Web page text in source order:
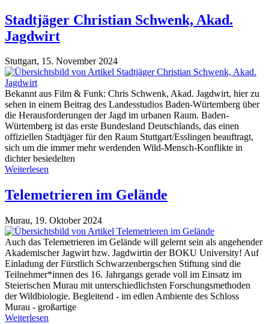
Stadtjäger Christian Schwenk, Akad.
Jagdwirt
Stuttgart, 15. November 2024
Bekannt aus Film & Funk: Chris Schwenk, Akad. Jagdwirt, hier zu
sehen in einem Beitrag des Landesstudios Baden-Würtemberg über
die Herausforderungen der Jagd im urbanen Raum. Baden-
Würtemberg ist das erste Bundesland Deutschlands, das einen
offiziellen Stadtjäger für den Raum Stuttgart/Esslingen beauftragt,
sich um die immer mehr werdenden Wild-Mensch-Konflikte in
dichter besiedelten
Weiterlesen
Telemetrieren im Gelände
Murau, 19. Oktober 2024
Auch das Telemetrieren im Gelände will gelernt sein als angehender
Akademischer Jagwirt bzw. Jagdwirtin der BOKU University! Auf
Einladung der Fürstlich Schwarzenbergschen Stiftung sind die
Teilnehmer*innen des 16. Jahrgangs gerade voll im Einsatz im
Steierischen Murau mit unterschiedlichsten Forschungsmethoden
der Wildbiologie. Begleitend - im edlen Ambiente des Schloss
Murau - großartige
Weiterlesen